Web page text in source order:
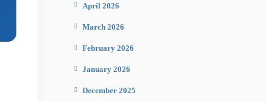
April 2026
March 2026
February 2026
January 2026
December 2025